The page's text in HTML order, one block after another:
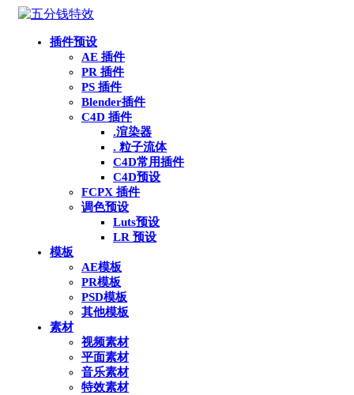
插件预设
AE 插件
PR 插件
PS 插件
Blender插件
C4D 插件
.渲染器
. 粒子流体
C4D常用插件
C4D预设
FCPX 插件
调色预设
Luts预设
LR 预设
模板
AE模板
PR模板
PSD模板
其他模板
素材
视频素材
平面素材
音乐素材
特效素材